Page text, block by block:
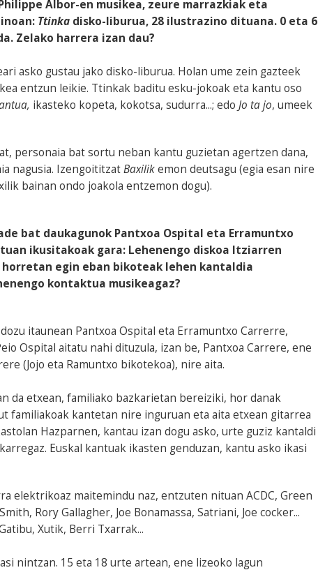
Albor-en musikea, zeure marrazkiak eta
Ttinka disko-liburua, 28 ilustrazino dituana. 0 eta 6
Zelako harrera izan dau?
asko gustau jako disko-liburua. Holan ume zein gazteek
entzun leikie. Ttinkak baditu esku-jokoak eta kantu oso
ikasteko kopeta, kokotsa, sudurra...; edo Jo ta jo, umeek
personaia bat sortu neban kantu guzietan agertzen dana,
nagusia. IzengoititzatBaxilikemon deutsagu (egia esan nire
bainan ondo joakola entzemon dogu).
bat daukagunok Pantxoa Ospital eta Erramuntxo
ikusitakoak gara: Lehenengo diskoa Itziarren
egin eban bikoteak lehen kantaldia
kontaktua musikeagaz?
itaunean Pantxoa Ospital eta Erramuntxo Carrerre,
Ospital aitatu nahi dituzula, izan be, Pantxoa Carrere, ene
(Jojo eta Ramuntxo bikotekoa), nire aita.
da etxean, familiako bazkarietan bereiziki, hor danak
familiakoak kantetan nire inguruan eta aita etxean gitarrea
Hazparnen, kantau izan dogu asko, urte guziz kantaldi
Euskal kantuak ikasten genduzan, kantu asko ikasi
elektrikoaz maitemindu naz, entzuten nituan ACDC, Green
Rory Gallagher, Joe Bonamassa, Satriani, Joe cocker...
Xutik, Berri Txarrak...
nintzan. 15 eta 18 urte artean, ene lizeoko lagun